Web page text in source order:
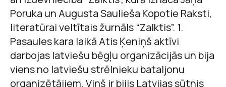
Poruka un Augusta Saulieša Kopotie Raksti,
literatūrai veltītais žurnāls “Zalktis”. 1.
Pasaules kara laikā Atis Ķeniņš aktīvi
darbojas latviešu bēgļu organizācijās un bija
viens no latviešu strēlnieku bataljonu
organizētājiem. Viņš ir bijis Latvijas sūtnis